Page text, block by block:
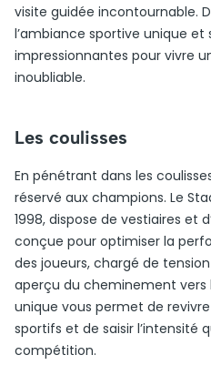
visite guidée incontournable.
l’ambiance sportive unique et
impressionnantes pour vivre
inoubliable.
Les coulisses
En pénétrant dans les
réservé aux champions. Le
1998, dispose de vestiaires et
conçue pour optimiser la
des joueurs, chargé de
aperçu du cheminement vers
unique vous permet de
sportifs et de saisir l’intensité
compétition.